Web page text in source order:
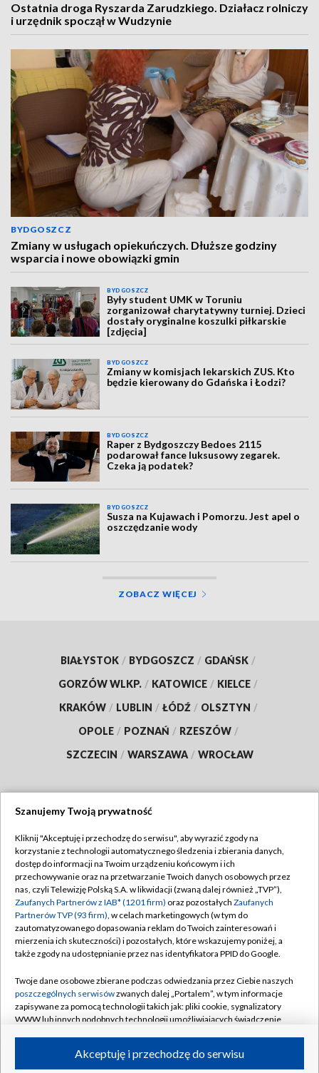
Ostatnia droga Ryszarda Zarudzkiego. Działacz rolniczy
i urzędnik spoczął w Wudzynie
BYDGOSZCZ
Zmiany w usługach opiekuńczych. Dłuższe godziny
wsparcia i nowe obowiązki gmin
BYDGOSZCZ
Były student UMK w Toruniu
zorganizował charytatywny turniej. Dzieci
dostały oryginalne koszulki piłkarskie
[zdjęcia]
BYDGOSZCZ
Zmiany w komisjach lekarskich ZUS. Kto
będzie kierowany do Gdańska i Łodzi?
BYDGOSZCZ
Raper z Bydgoszczy Bedoes 2115
podarował fance luksusowy zegarek.
Czeka ją podatek?
BYDGOSZCZ
Susza na Kujawach i Pomorzu. Jest apel o
oszczędzanie wody
ZOBACZ WIĘCEJ
BIAŁYSTOK / BYDGOSZCZ / GDAŃSK /
GORZÓW WLKP. / KATOWICE / KIELCE /
KRAKÓW / LUBLIN / ŁÓDŹ / OLSZTYN /
OPOLE / POZNAŃ / RZESZÓW /
SZCZECIN / WARSZAWA / WROCŁAW
TVP
Abonament TVP
Emisja w TVP
Centrum informacji TVP
Naziemna Telewizja Cyfrowa
Rada Programowa
System NOS
Informacje o nadawcy
Program dla prasy
Regulamin TVP
Polityka prywatności
Moje zgody
Pomoc
Kontakt
Kanały
Szanujemy Twoją prywatność
Kliknij "Akceptuję i przechodzę do serwisu", aby wyrazić zgody na
korzystanie z technologii automatycznego śledzenia i zbierania danych,
dostęp do informacji na Twoim urządzeniu końcowym i ich
przechowywanie oraz na przetwarzanie Twoich danych osobowych przez
nas, czyli Telewizję Polską S.A. w likwidacji (zwaną dalej również „TVP”),
Zaufanych Partnerów z IAB* (1201 firm) oraz pozostałych Zaufanych
Partnerów TVP (93 firm), w celach marketingowych (w tym do
zautomatyzowanego dopasowania reklam do Twoich zainteresowań i
mierzenia ich skuteczności) i pozostałych, które wskazujemy poniżej, a
także zgody na udostępnianie przez nas identyfikatora PPID do Google.
Twoje dane osobowe zbierane podczas odwiedzania przez Ciebie naszych
poszczególnych serwisówzwanych dalej „Portalem”, w tym informacje
zapisywane za pomocą technologii takich jak: pliki cookie, sygnalizatory
WWW lub innych podobnych technologii umożliwiających świadczenie
ruchu w Internecie.Akceptuję i przechodzę do serwisu